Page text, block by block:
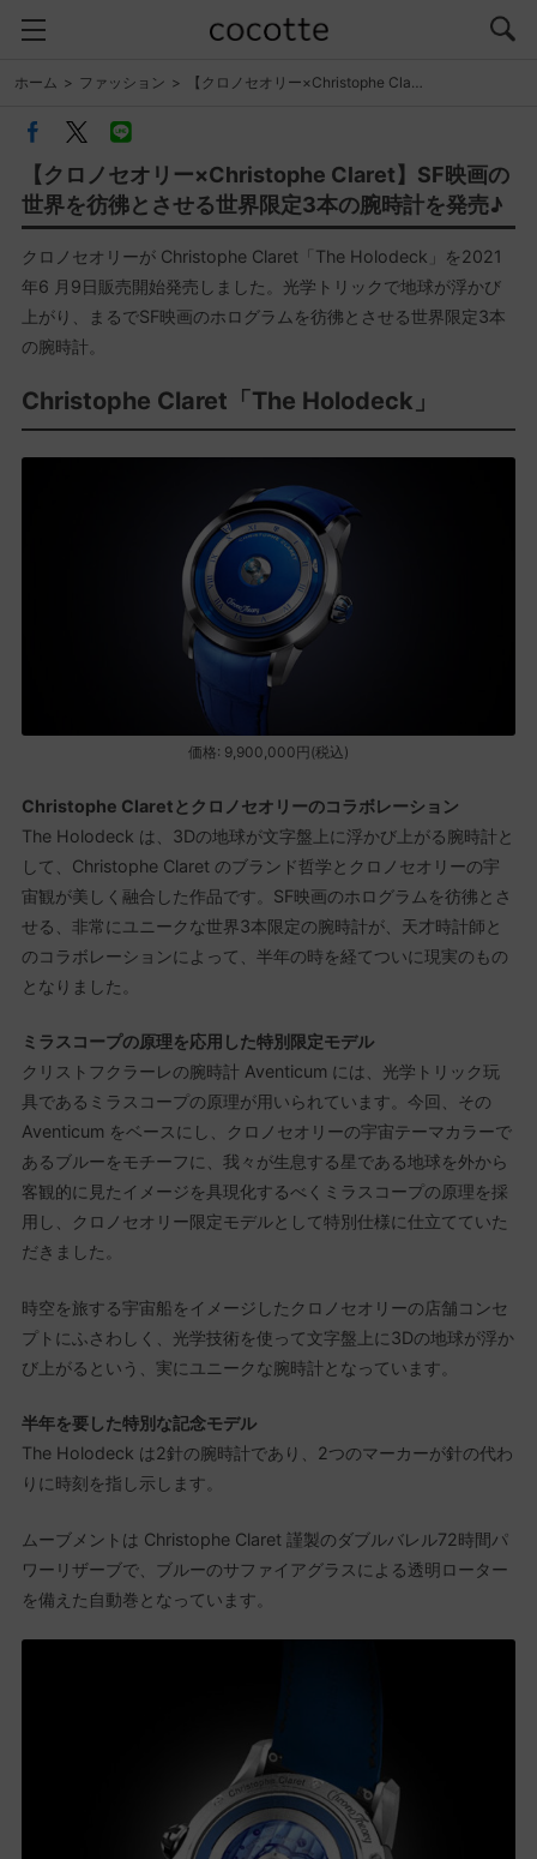
ホーム ファッション 【クロノセオリー×Christophe Cla…
【クロノセオリー×Christophe Claret】SF映画の
世界を彷彿とさせる世界限定3本の腕時計を発売♪
クロノセオリーが Christophe Claret「The Holodeck」を2021
年6 月9日販売開始発売しました。光学トリックで地球が浮かび
上がり、まるでSF映画のホログラムを彷彿とさせる世界限定3本
の腕時計。
Christophe Claret「The Holodeck」
価格: 9,900,000円(税込)
Christophe Claretとクロノセオリーのコラボレーション
The Holodeck は、3Dの地球が文字盤上に浮かび上がる腕時計と
して、Christophe Claret のブランド哲学とクロノセオリーの宇
宙観が美しく融合した作品です。SF映画のホログラムを彷彿とさ
せる、非常にユニークな世界3本限定の腕時計が、天才時計師と
のコラボレーションによって、半年の時を経てついに現実のもの
となりました。
ミラスコープの原理を応用した特別限定モデル
クリストフクラーレの腕時計 Aventicum には、光学トリック玩
具であるミラスコープの原理が用いられています。今回、その
Aventicum をベースにし、クロノセオリーの宇宙テーマカラーで
あるブルーをモチーフに、我々が生息する星である地球を外から
客観的に見たイメージを具現化するべくミラスコープの原理を採
用し、クロノセオリー限定モデルとして特別仕様に仕立てていた
だきました。
時空を旅する宇宙船をイメージしたクロノセオリーの店舗コンセ
プトにふさわしく、光学技術を使って文字盤上に3Dの地球が浮か
び上がるという、実にユニークな腕時計となっています。
半年を要した特別な記念モデル
The Holodeck は2針の腕時計であり、2つのマーカーが針の代わ
りに時刻を指し示します。
ムーブメントは Christophe Claret 謹製のダブルバレル72時間パ
ワーリザーブで、ブルーのサファイアグラスによる透明ローター
を備えた自動巻となっています。